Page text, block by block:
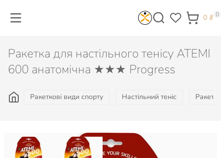
0 ₴ 0
Ракетка для настільного тенісу ATEMI
600 анатомічна ★★★ Progress
Ракеткові види спорту Настільний теніс